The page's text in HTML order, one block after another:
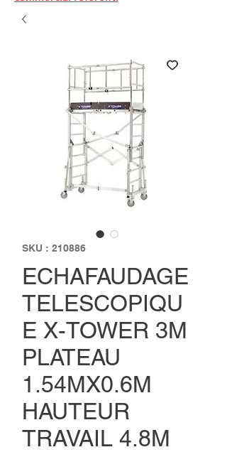
SKU : 210886
ECHAFAUDAGE
TELESCOPIQU
E X-TOWER 3M
PLATEAU
1.54MX0.6M
HAUTEUR
TRAVAIL 4.8M